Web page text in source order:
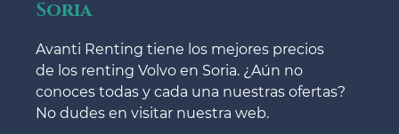
Soria
Avanti Renting tiene los mejores precios
de los renting Volvo en Soria. ¿Aún no
conoces todas y cada una nuestras ofertas?
No dudes en visitar nuestra web.